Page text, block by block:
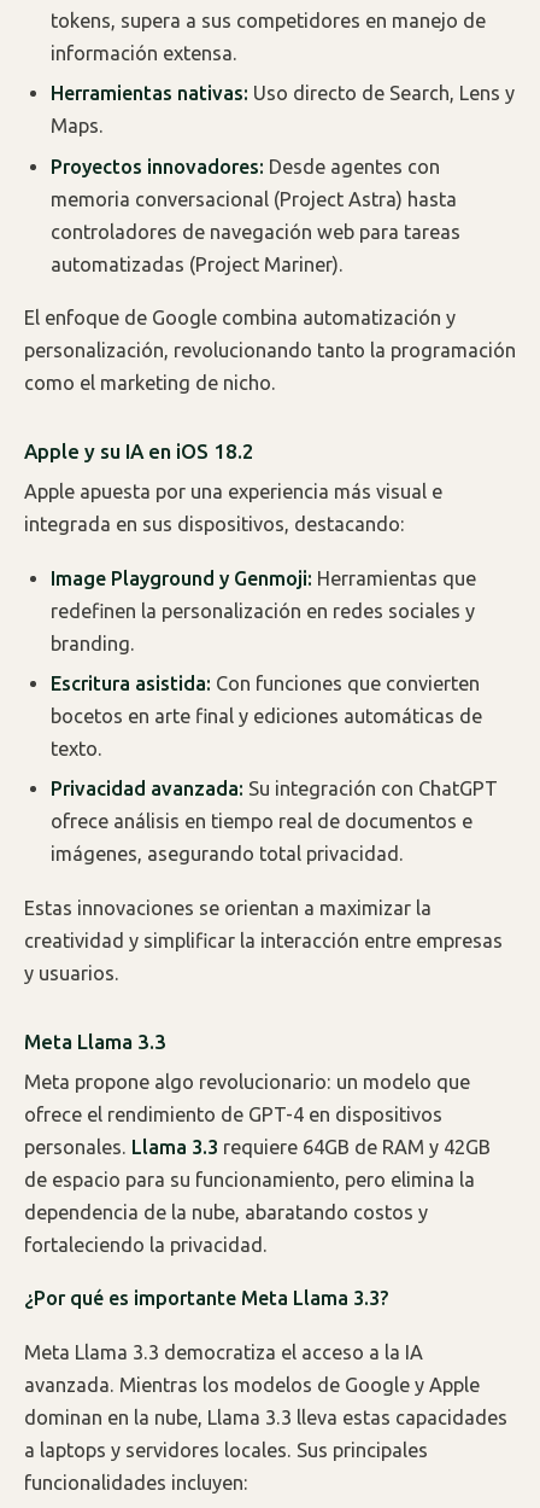
tokens, supera a sus competidores en manejo de
información extensa.
Herramientas nativas: Uso directo de Search, Lens y
Maps.
Proyectos innovadores: Desde agentes con
memoria conversacional (Project Astra) hasta
controladores de navegación web para tareas
automatizadas (Project Mariner).
El enfoque de Google combina automatización y
personalización, revolucionando tanto la programación
como el marketing de nicho.
Apple y su IA en iOS 18.2
Apple apuesta por una experiencia más visual e
integrada en sus dispositivos, destacando:
Image Playground y Genmoji: Herramientas que
redefinen la personalización en redes sociales y
branding.
Escritura asistida: Con funciones que convierten
bocetos en arte final y ediciones automáticas de
texto.
Privacidad avanzada: Su integración con ChatGPT
ofrece análisis en tiempo real de documentos e
imágenes, asegurando total privacidad.
Estas innovaciones se orientan a maximizar la
creatividad y simplificar la interacción entre empresas
y usuarios.
Meta Llama 3.3
Meta propone algo revolucionario: un modelo que
ofrece el rendimiento de GPT-4 en dispositivos
personales. Llama 3.3 requiere 64GB de RAM y 42GB
de espacio para su funcionamiento, pero elimina la
dependencia de la nube, abaratando costos y
fortaleciendo la privacidad.
¿Por qué es importante Meta Llama 3.3?
Meta Llama 3.3 democratiza el acceso a la IA
avanzada. Mientras los modelos de Google y Apple
dominan en la nube, Llama 3.3 lleva estas capacidades
a laptops y servidores locales. Sus principales
funcionalidades incluyen: